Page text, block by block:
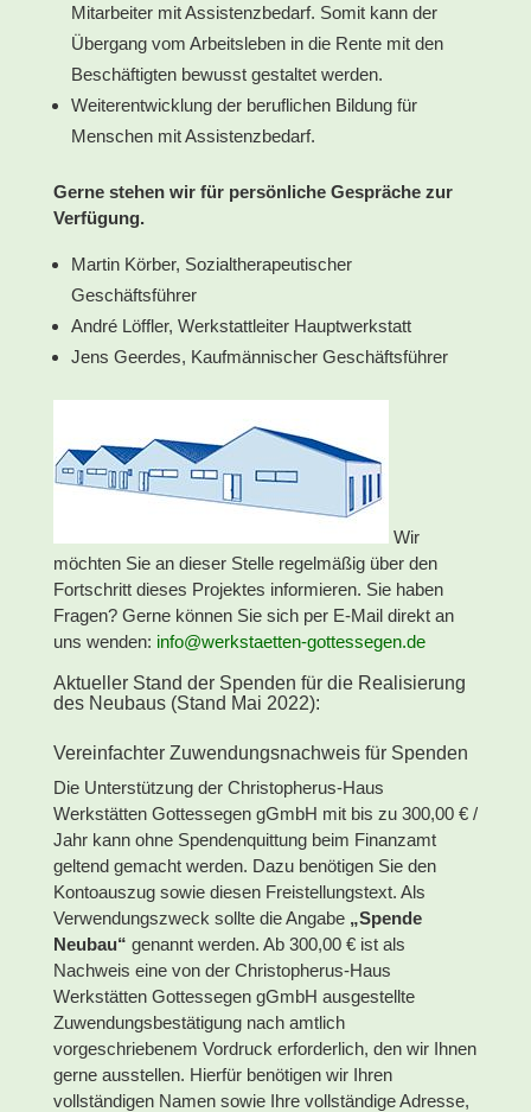
Mitarbeiter mit Assistenzbedarf. Somit kann der
Übergang vom Arbeitsleben in die Rente mit den
Beschäftigten bewusst gestaltet werden.
Weiterentwicklung der beruflichen Bildung für
Menschen mit Assistenzbedarf.
Gerne stehen wir für persönliche Gespräche zur
Verfügung.
Martin Körber, Sozialtherapeutischer
Geschäftsführer
André Löffler, Werkstattleiter Hauptwerkstatt
Jens Geerdes, Kaufmännischer Geschäftsführer
Wir
möchten Sie an dieser Stelle regelmäßig über den
Fortschritt dieses Projektes informieren. Sie haben
Fragen? Gerne können Sie sich per E-Mail direkt an
uns wenden: info@werkstaetten-gottessegen.de
Aktueller Stand der Spenden für die Realisierung
des Neubaus (Stand Mai 2022):
Vereinfachter Zuwendungsnachweis für Spenden
Die Unterstützung der Christopherus-Haus
Werkstätten Gottessegen gGmbH mit bis zu 300,00 € /
Jahr kann ohne Spendenquittung beim Finanzamt
geltend gemacht werden. Dazu benötigen Sie den
Kontoauszug sowie diesen Freistellungstext. Als
Verwendungszweck sollte die Angabe „Spende
Neubau“ genannt werden. Ab 300,00 € ist als
Nachweis eine von der Christopherus-Haus
Werkstätten Gottessegen gGmbH ausgestellte
Zuwendungsbestätigung nach amtlich
vorgeschriebenem Vordruck erforderlich, den wir Ihnen
gerne ausstellen. Hierfür benötigen wir Ihren
vollständigen Namen sowie Ihre vollständige Adresse,